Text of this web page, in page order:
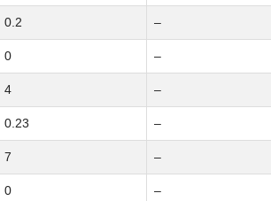
0.2 –
0 –
4 –
0.23 –
7 –
0 –